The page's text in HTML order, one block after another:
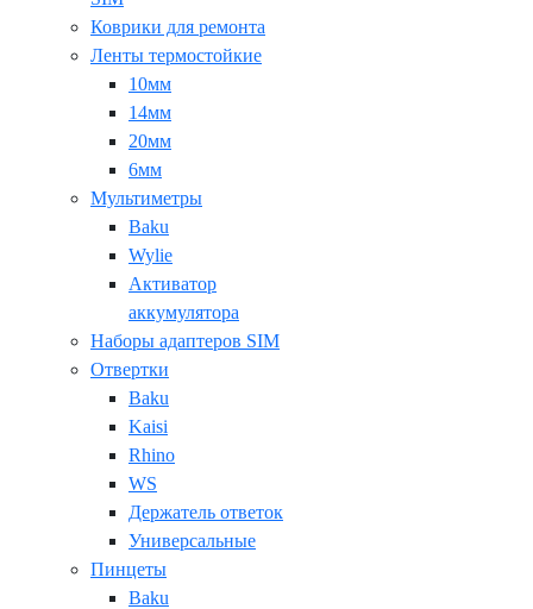
Коврики для ремонта
Ленты термостойкие
10мм
14мм
20мм
6мм
Мультиметры
Baku
Wylie
Активатор
аккумулятора
Наборы адаптеров SIM
Отвертки
Baku
Kaisi
Rhino
WS
Держатель ответок
Универсальные
Пинцеты
Baku